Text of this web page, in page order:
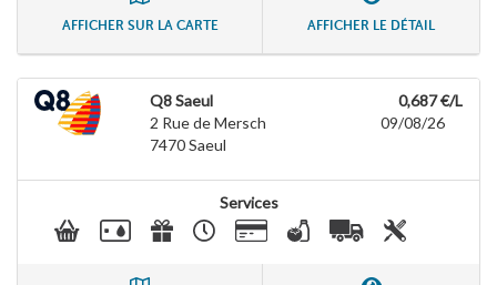
AFFICHER SUR LA CARTE AFFICHER LE DÉTAIL
Q8 Saeul
2 Rue de Mersch
7470Saeul
0,687 €/L
09/08/26
Services